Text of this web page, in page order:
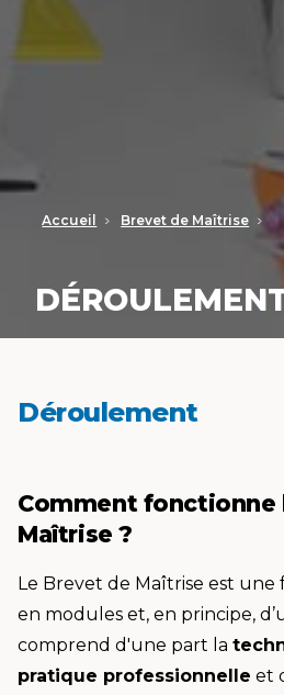
Accueil Brevet de Maîtrise
Déroulement
Comment fonctionne
Maîtrise ?
Le Brevet de Maîtrise est une
en modules et, en principe,
comprend d'une part la
pratique professionnelle et